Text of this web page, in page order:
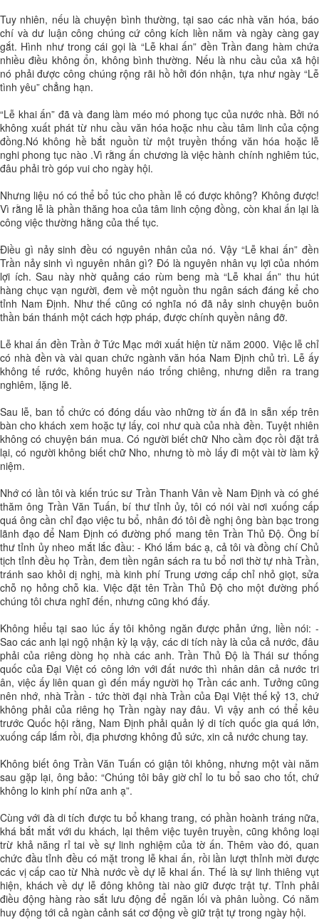
Tuy nhiên, nếu là chuyện bình thường, tại sao các nhà văn hóa, báo
chí và dư luận công chúng cứ công kích liền năm và ngày càng gay
gắt. Hình như trong cái gọi là “Lễ khai ấn” đền Trần đang hàm chứa
nhiều điều không ổn, không bình thường. Nếu là nhu cầu của xã hội
nó phải được công chúng rộng rãi hồ hởi đón nhận, tựa như ngày “Lễ
tình yêu” chẳng hạn.
“Lễ khai ấn” đã và đang làm méo mó phong tục của nước nhà. Bởi nó
không xuất phát từ nhu cầu văn hóa hoặc nhu cầu tâm linh của cộng
đồng.Nó không hề bắt nguồn từ một truyền thống văn hóa hoặc lễ
nghi phong tục nào .Vì rằng ấn chương là việc hành chính nghiêm túc,
đâu phải trò góp vui cho ngày hội.
Nhưng liệu nó có thể bổ túc cho phần lễ có được không? Không được!
Vì rằng lễ là phần thăng hoa của tâm linh cộng đồng, còn khai ấn lại là
công việc thường hằng của thế tục.
Điều gì nảy sinh đều có nguyên nhân của nó. Vậy “Lễ khai ấn” đền
Trần nảy sinh vì nguyên nhân gì? Đó là nguyên nhân vụ lợi của nhóm
lợi ích. Sau này nhờ quảng cáo rùm beng mà “Lễ khai ấn” thu hút
hàng chục vạn người, đem về một nguồn thu ngân sách đáng kể cho
tỉnh Nam Định. Như thế cũng có nghĩa nó đã nảy sinh chuyện buôn
thần bán thánh một cách hợp pháp, được chính quyền nâng đỡ.
Lễ khai ấn đền Trần ở Tức Mạc mới xuất hiện từ năm 2000. Việc lễ chỉ
có nhà đền và vài quan chức ngành văn hóa Nam Định chủ trì. Lễ ấy
không tế rước, không huyên náo trống chiêng, nhưng diễn ra trang
nghiêm, lặng lẽ.
Sau lễ, ban tổ chức có đóng dấu vào những tờ ấn đã in sẵn xếp trên
bàn cho khách xem hoặc tự lấy, coi như quà của nhà đền. Tuyệt nhiên
không có chuyện bán mua. Có người biết chữ Nho cầm đọc rồi đặt trả
lại, có người không biết chữ Nho, nhưng tò mò lấy đi một vài tờ làm kỷ
niệm.
Nhớ có lần tôi và kiến trúc sư Trần Thanh Vân về Nam Định và có ghé
thăm ông Trần Văn Tuấn, bí thư tỉnh ủy, tôi có nói vài nơi xuống cấp
quá ông cần chỉ đạo việc tu bổ, nhân đó tôi đề nghị ông bàn bạc trong
lãnh đạo để Nam Định có đường phố mang tên Trần Thủ Độ. Ông bí
thư tỉnh ủy nheo mắt lắc đầu: - Khó lắm bác ạ, cả tôi và đồng chí Chủ
tịch tỉnh đều họ Trần, đem tiền ngân sách ra tu bổ nơi thờ tự nhà Trần,
tránh sao khỏi dị nghị, mà kinh phí Trung ương cấp chỉ nhỏ giọt, sửa
chỗ nọ hỏng chỗ kia. Việc đặt tên Trần Thủ Độ cho một đường phố
chúng tôi chưa nghĩ đến, nhưng cũng khó đấy.
Không hiểu tại sao lúc ấy tôi không ngăn được phản ứng, liền nói: -
Sao các anh lại ngộ nhận kỳ lạ vậy, các di tích này là của cả nước, đâu
phải của riêng dòng họ nhà các anh. Trần Thủ Độ là Thái sư thống
quốc của Đại Việt có công lớn với đất nước thì nhân dân cả nước tri
ân, việc ấy liên quan gì đến mấy người họ Trần các anh. Tưởng cũng
nên nhớ, nhà Trần - tức thời đại nhà Trần của Đại Việt thế kỷ 13, chứ
không phải của riêng họ Trần ngày nay đâu. Vì vậy anh có thể kêu
trước Quốc hội rằng, Nam Định phải quản lý di tích quốc gia quá lớn,
xuống cấp lắm rồi, địa phương không đủ sức, xin cả nước chung tay.
Không biết ông Trần Văn Tuấn có giận tôi không, nhưng một vài năm
sau gặp lại, ông bảo: “Chúng tôi bây giờ chỉ lo tu bổ sao cho tốt, chứ
không lo kinh phí nữa anh ạ”.
Cùng với đà di tích được tu bổ khang trang, có phần hoành tráng nữa,
khá bắt mắt với du khách, lại thêm việc tuyên truyền, cũng không loại
trừ khả năng rỉ tai về sự linh nghiệm của tờ ấn. Thêm vào đó, quan
chức đầu tỉnh đều có mặt trong lễ khai ấn, rồi lần lượt thỉnh mời được
các vị cấp cao từ Nhà nước về dự lễ khai ấn. Thế là sự linh thiêng vụt
hiện, khách về dự lễ đông không tài nào giữ được trật tự. Tỉnh phải
điều động hàng rào sắt lưu động để ngăn lối và phân luồng. Có năm
huy động tới cả ngàn cảnh sát cơ động về giữ trật tự trong ngày hội.